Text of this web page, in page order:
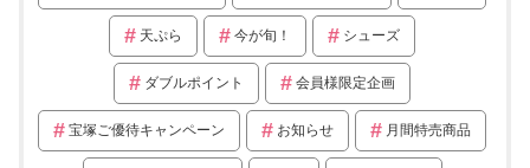
天ぷら 今が旬！ シューズ
ダブルポイント 会員様限定企画
宝塚ご優待キャンペーン お知らせ 月間特売商品